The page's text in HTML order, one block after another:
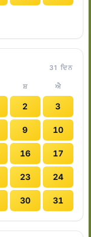
31 ਦਿਨ
ਸ਼ ਐ
2 3
9 10
16 17
23 24
30 31